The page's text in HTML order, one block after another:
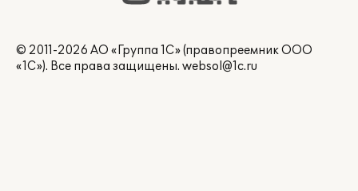
© 2011-2026 АО «Группа 1С» (правопреемник ООО
«1С»). Все права защищены. websol@1c.ru